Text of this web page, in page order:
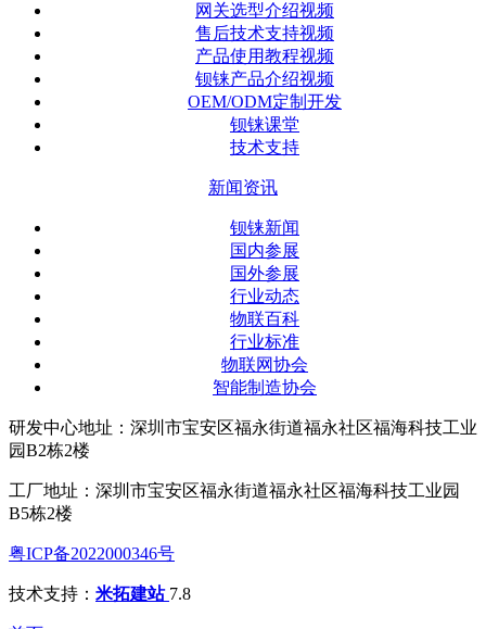
网关选型介绍视频
售后技术支持视频
产品使用教程视频
钡铼产品介绍视频
OEM/ODM定制开发
钡铼课堂
技术支持
新闻资讯
钡铼新闻
国内参展
国外参展
行业动态
物联百科
行业标准
物联网协会
智能制造协会
研发中心地址：深圳市宝安区福永街道福永社区福海科技工业
园B2栋2楼
工厂地址：深圳市宝安区福永街道福永社区福海科技工业园
B5栋2楼
粤ICP备2022000346号
技术支持： 米拓建站 7.8